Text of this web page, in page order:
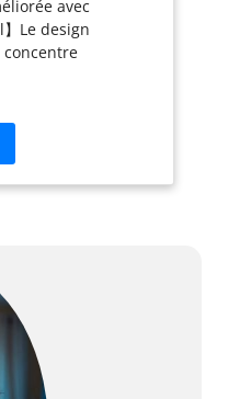
Montage
4K/8K UHD,
avec
Le design
concentre
et
une clarté
dans des
éclairés,
visuelle
Rec.709, cet
élevé et une
couleurs vibrantes
votre
que vous